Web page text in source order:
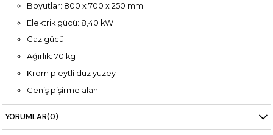
Boyutlar: 800 x 700 x 250 mm
Elektrik gücü: 8,40 kW
Gaz gücü: -
Ağırlık: 70 kg
Krom pleytli düz yüzey
Geniş pişirme alanı
Paslanmaz çelik gövde
YORUMLAR(0)